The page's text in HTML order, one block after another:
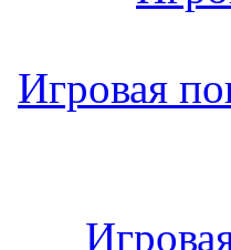
Игровая